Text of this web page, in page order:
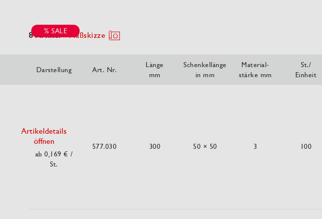
8 Artikel Maßskizze
Darstellung Art. Nr.
Länge
mm
Schenkellänge
in mm
Material-
stärke mm
St./
Einheit
Artikeldetails
öffnen
ab 0,169 € /
St.
577.030 300 50 × 50 3 100
% SALE